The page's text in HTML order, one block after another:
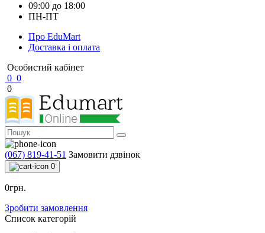
09:00 до 18:00
ПН-ПТ
Про EduMart
Доставка і оплата
Особистий кабінет
0 0
0
(067) 819-41-51 Замовити дзвінок
0
0грн.
Зробити замовлення
Список категорій